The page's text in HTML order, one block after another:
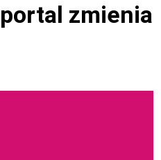
zmienia